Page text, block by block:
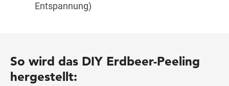
Entspannung)
So wird das DIY Erdbeer-Peeling
hergestellt: